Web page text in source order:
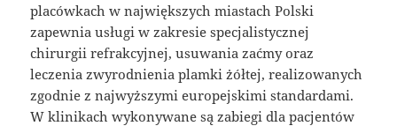
placówkach w największych miastach Polski
zapewnia usługi w zakresie specjalistycznej
chirurgii refrakcyjnej, usuwania zaćmy oraz
leczenia zwyrodnienia plamki żółtej, realizowanych
zgodnie z najwyższymi europejskimi standardami.
W klinikach wykonywane są zabiegi dla pacjentów